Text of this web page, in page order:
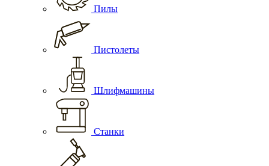
Пилы
Пистолеты
Шлифмашины
Станки